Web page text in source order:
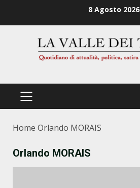
8 Agosto 2026
PRIMÄRES
Home Orlando MORAIS
Orlando MORAIS